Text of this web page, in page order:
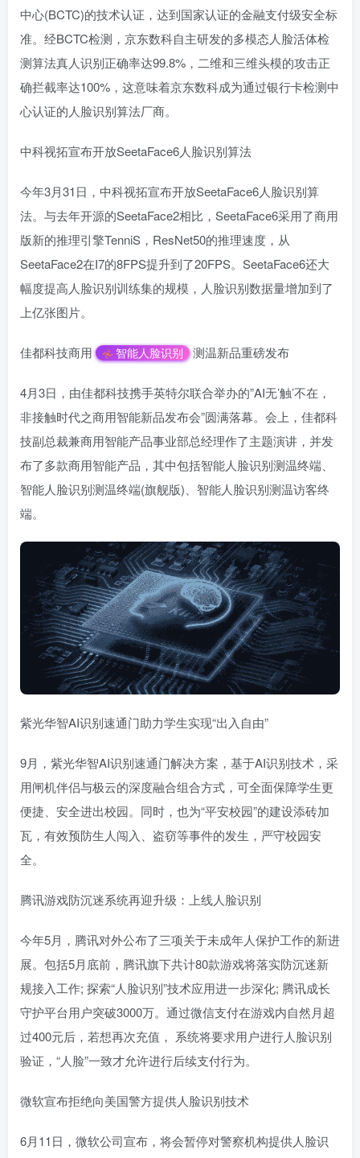
中心(BCTC)的技术认证，达到国家认证的金融支付级安全标
准。经BCTC检测，京东数科自主研发的多模态人脸活体检
测算法真人识别正确率达99.8%，二维和三维头模的攻击正
确拦截率达100%，这意味着京东数科成为通过银行卡检测中
心认证的人脸识别算法厂商。
中科视拓宣布开放SeetaFace6人脸识别算法
今年3月31日，中科视拓宣布开放SeetaFace6人脸识别算
法。与去年开源的SeetaFace2相比，SeetaFace6采用了商用
版新的推理引擎TenniS，ResNet50的推理速度，从
SeetaFace2在I7的8FPS提升到了20FPS。SeetaFace6还大
幅度提高人脸识别训练集的规模，人脸识别数据量增加到了
上亿张图片。
佳都科技商用 智能人脸识别 测温新品重磅发布
4月3日，由佳都科技携手英特尔联合举办的”AI无’触’不在，
非接触时代之商用智能新品发布会”圆满落幕。会上，佳都科
技副总裁兼商用智能产品事业部总经理作了主题演讲，并发
布了多款商用智能产品，其中包括智能人脸识别测温终端、
智能人脸识别测温终端(旗舰版)、智能人脸识别测温访客终
端。
紫光华智AI识别速通门助力学生实现“出入自由”
9月，紫光华智AI识别速通门解决方案，基于AI识别技术，采
用闸机伴侣与极云的深度融合组合方式，可全面保障学生更
便捷、安全进出校园。同时，也为“平安校园”的建设添砖加
瓦，有效预防生人闯入、盗窃等事件的发生，严守校园安
全。
腾讯游戏防沉迷系统再迎升级：上线人脸识别
今年5月，腾讯对外公布了三项关于未成年人保护工作的新进
展。包括5月底前，腾讯旗下共计80款游戏将落实防沉迷新
规接入工作; 探索“人脸识别”技术应用进一步深化; 腾讯成长
守护平台用户突破3000万。通过微信支付在游戏内自然月超
过400元后，若想再次充值， 系统将要求用户进行人脸识别
验证，“人脸”一致才允许进行后续支付行为。
微软宣布拒绝向美国警方提供人脸识别技术
6月11日，微软公司宣布，将会暂停对警察机构提供人脸识